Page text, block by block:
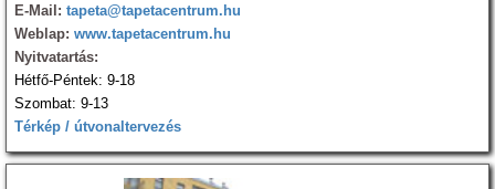
E-Mail: tapeta@tapetacentrum.hu
Weblap: www.tapetacentrum.hu
Nyitvatartás:
Hétfő-Péntek: 9-18
Szombat: 9-13
Térkép / útvonaltervezés